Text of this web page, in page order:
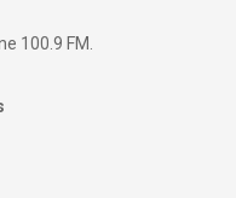
100.9 FM.